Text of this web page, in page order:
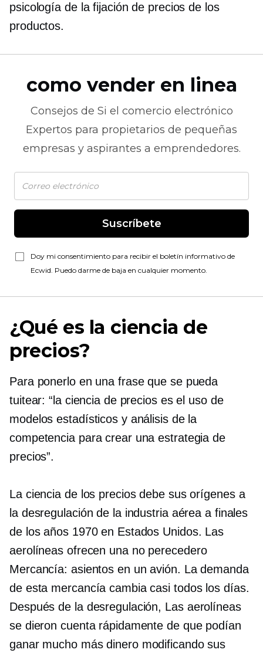
psicología de la fijación de precios de los
productos.
como vender en linea
Consejos de Si el comercio electrónico
Expertos para propietarios de pequeñas
empresas y aspirantes a emprendedores.
Suscríbete
Doy mi consentimiento para recibir el boletín informativo de
Ecwid. Puedo darme de baja en cualquier momento.
¿Qué es la ciencia de
precios?
Para ponerlo en una frase que se pueda
tuitear: “la ciencia de precios es el uso de
modelos estadísticos y análisis de la
competencia para crear una estrategia de
precios”.
La ciencia de los precios debe sus orígenes a
la desregulación de la industria aérea a finales
de los años 1970 en Estados Unidos. Las
aerolíneas ofrecen una no perecedero
Mercancía: asientos en un avión. La demanda
de esta mercancía cambia casi todos los días.
Después de la desregulación, Las aerolíneas
se dieron cuenta rápidamente de que podían
ganar mucho más dinero modificando sus